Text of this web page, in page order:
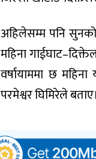
अहिलेसम्म पनि
महिना
वर्षायाममा छ
परमेश्वर घिमिरेले बताए।